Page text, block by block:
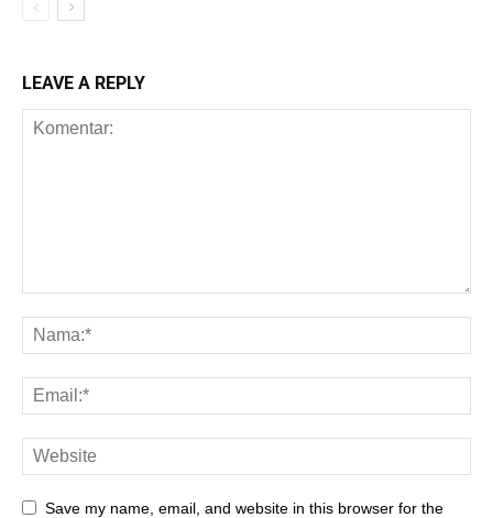
LEAVE A REPLY
Save my name, email, and website in this browser for the